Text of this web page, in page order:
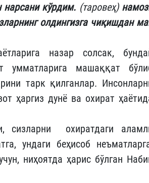
нарсани кўрдим. (таровеҳ)
олдингизга чиқишдан
назар солсак,
умматларига машаққат
тарк қилганлар.
ҳаргиз дунё ва охират
сизларни охиратдаги
ундаги беҳисоб
ниҳоятда ҳарис бўлган